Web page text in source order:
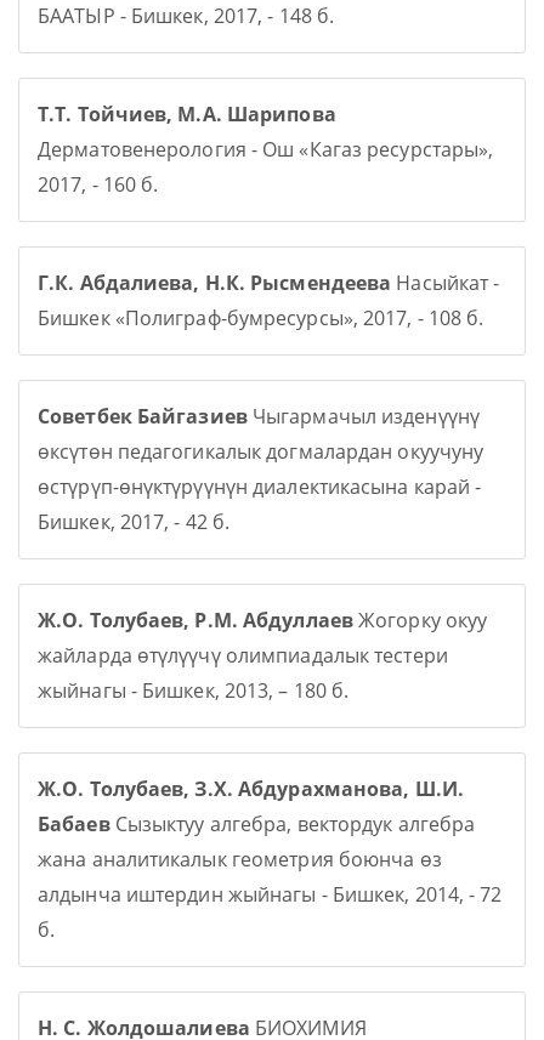
БААТЫР - Бишкек, 2017, - 148 б.
Т.Т. Тойчиев, М.А. Шарипова
Дерматовенерология - Ош «Кагаз ресурстары»,
2017, - 160 б.
Г.К. Абдалиева, Н.К. Рысмендеева Насыйкат -
Бишкек «Полиграф-бумресурсы», 2017, - 108 б.
Советбек БайгазиевЧыгармачыл изденүүнү
өксүтөн педагогикалык догмалардан окуучуну
өстүрүп-өнүктүрүүнүн диалектикасына карай -
Бишкек, 2017, - 42 б.
Ж.О. Толубаев, Р.М. АбдуллаевЖогорку окуу
жайларда өтүлүүчү олимпиадалык тестери
жыйнагы - Бишкек, 2013, – 180 б.
Ж.О. Толубаев, З.Х. Абдурахманова, Ш.И.
БабаевСызыктуу алгебра, вектордук алгебра
жана аналитикалык геометрия боюнча өз
алдынча иштердин жыйнагы - Бишкек, 2014, - 72
б.
Н. С. Жолдошалиева БИОХИМИЯ